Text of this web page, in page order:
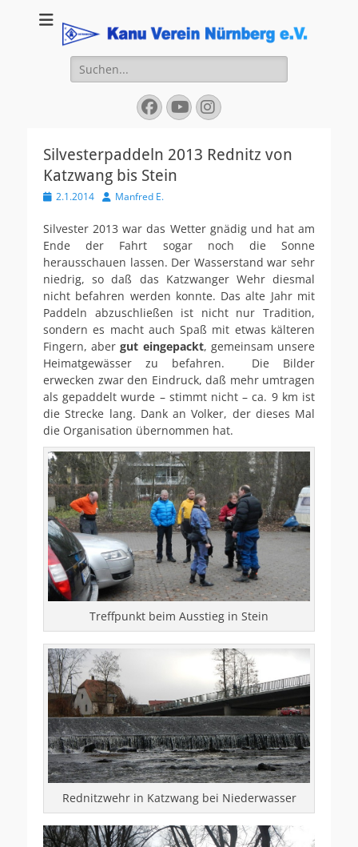
Kanu Verein
Nuernberg
Suchen
nach:
Facebook
YouTube
Instagram
Silvesterpaddeln 2013 Rednitz von
Katzwang bis Stein
Veröffentlicht
2.1.2014 AutorManfred E.
Silvester 2013 war das Wetter gnädig und hat am
Ende der Fahrt sogar noch die Sonne
herausschauen lassen. Der Wasserstand war sehr
niedrig, so daß das Katzwanger Wehr diesmal
nicht befahren werden konnte. Das alte Jahr mit
Paddeln abzuschließen ist nicht nur Tradition,
sondern es macht auch Spaß mit etwas kälteren
Fingern, abergut eingepackt, gemeinsam unsere
Heimatgewässer zu befahren. Die Bilder
erwecken zwar den Eindruck, daß mehr umtragen
als gepaddelt wurde – stimmt nicht – ca. 9 km ist
die Strecke lang. Dank an Volker, der dieses Mal
die Organisation übernommen hat.
Treffpunkt beim Ausstieg in Stein
Rednitzwehr in Katzwang bei Niederwasser